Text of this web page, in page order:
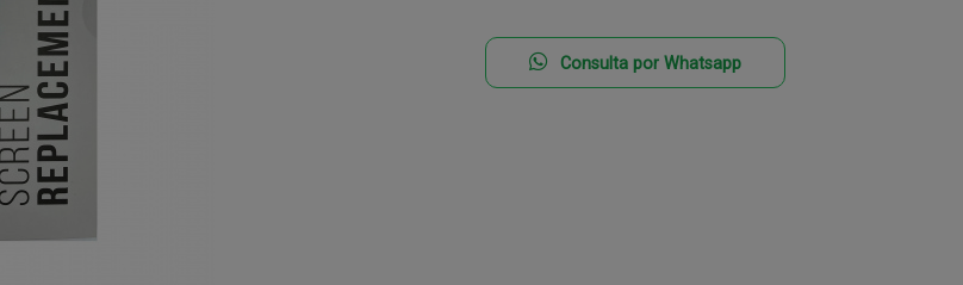
Consulta por Whatsapp